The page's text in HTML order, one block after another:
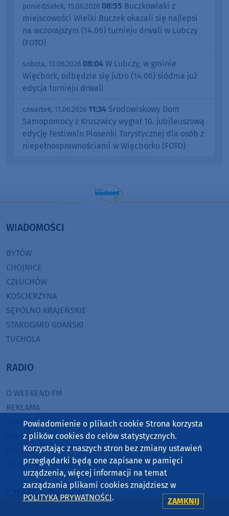
poniedziałek, 15.06.2026 08:55 Buczkowiaki z
miejscowości Wielki Buczek okazali się najlepsi
na wczorajszym (14.06) turnieju drwali w Lubczy
(FOTO)
sobota, 13.06.2026 08:04 W Lubczy, w gminie
Więcbork, odbędzie się jutro (14.06) siódma już
edycja turnieju drwali
czwartek, 11.06.2026 11:34 Środowiskowy Dom
Samopomocy z Kruszwicy wygrał 10. jubileuszową
edycję Festiwalu Piosenki Turystycznej dla osób z
niepełnosprawnościami w Więcborku (FOTO)
WIADOMOŚCI
BYTÓW
CHOJNICE
CZŁUCHÓW
KOŚCIERZYNA
SĘPÓLNO KRAJEŃSKIE
STAROGARD GDAŃSKI
TUCHOLA
RADIO
O WEEKEND FM
REKLAMA
ZASIĘG
JAK SŁUCHAĆ?
HIT-PORT
GRALIŚMY W WEEKEND FM
CZĘSTOTLIWOŚCI
Powiadomienie o plikach cookie Strona korzysta
z plików cookies do celów statystycznych.
Korzystając z naszych stron bez zmiany ustawień
przeglądarki będą one zapisane w pamięci
urządzenia, więcej informacji na temat
zarządzania plikami cookies znajdziesz w
POLITYKA PRYWATNOŚCI. ZAMKNIJ